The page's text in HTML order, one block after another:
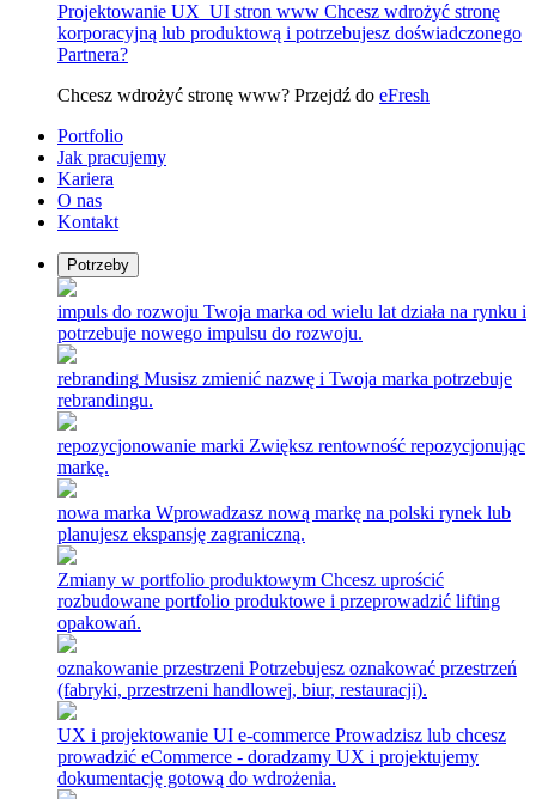
Projektowanie UX_UI stron www Chcesz wdrożyć stronę
korporacyjną lub produktową i potrzebujesz doświadczonego
Partnera?
Chcesz wdrożyć stronę www? Przejdź do eFresh
Portfolio
Jak pracujemy
Kariera
O nas
Kontakt
Potrzeby
impuls do rozwoju Twoja marka od wielu lat działa na rynku i
potrzebuje nowego impulsu do rozwoju.
rebranding Musisz zmienić nazwę i Twoja marka potrzebuje
rebrandingu.
repozycjonowanie marki Zwiększ rentowność repozycjonując
markę.
nowa marka Wprowadzasz nową markę na polski rynek lub
planujesz ekspansję zagraniczną.
Zmiany w portfolio produktowym Chcesz uprościć
rozbudowane portfolio produktowe i przeprowadzić lifting
opakowań.
oznakowanie przestrzeni Potrzebujesz oznakować przestrzeń
(fabryki, przestrzeni handlowej, biur, restauracji).
UX i projektowanie UI e-commerce Prowadzisz lub chcesz
prowadzić eCommerce - doradzamy UX i projektujemy
dokumentację gotową do wdrożenia.